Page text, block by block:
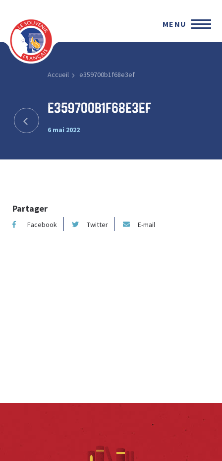
MENU
Accueil e359700b1f68e3ef
e359700b1f68e3ef
6 mai 2022
Partager
Facebook Twitter E-mail